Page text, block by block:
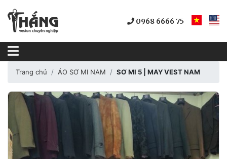
0968 6666 75
Trang chủ ÁO SƠ MI NAM SƠ MI 5 | MAY VEST NAM